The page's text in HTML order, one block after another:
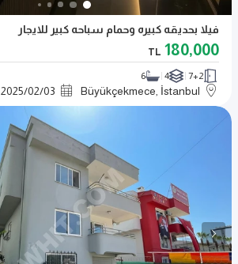
فيلا بحديقه كبيره وحمام سباحه كبير للايجار
180,000
TL
7+2
4
6
Büyükçekmece, İstanbul
2025/02/03